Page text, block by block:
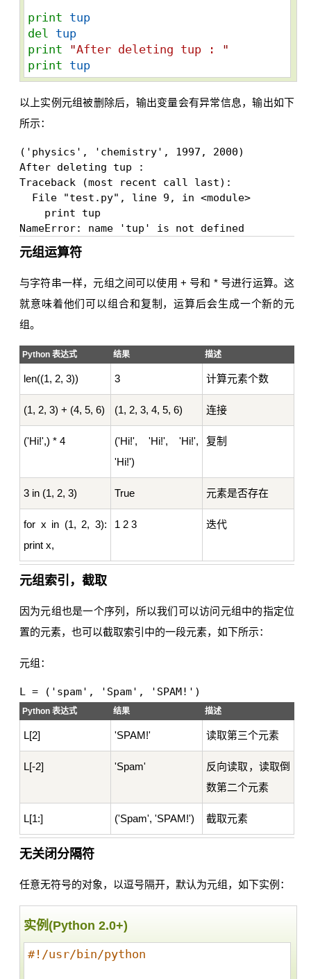
print
tup
del
tup
print
"After deleting tup :
"
print
tup
以上实例元组被删除后，输出变量会有异常信息，输出如下
所示：
('physics', 'chemistry', 1997, 2000)
After deleting tup :
Traceback (most recent call last):
  File "test.py", line 9, in <module>
    print tup
元组运算符
与字符串一样，元组之间可以使用 + 号和 * 号进行运算。这
就意味着他们可以组合和复制，运算后会生成一个新的元
组。
Python 表达式 结果 描述
len((1, 2, 3)) 3 计算元素个数
(1, 2, 3) + (4, 5, 6) (1, 2, 3, 4, 5, 6) 连接
('Hi!',) * 4
('Hi!', 'Hi!', 'Hi!',
'Hi!')
复制
3 in (1, 2, 3) True 元素是否存在
for x in (1, 2, 3):
print x,
1 2 3 迭代
元组索引，截取
因为元组也是一个序列，所以我们可以访问元组中的指定位
置的元素，也可以截取索引中的一段元素，如下所示：
元组：
Python 表达式 结果 描述
L[2] 'SPAM!' 读取第三个元素
L[-2] 'Spam'
反向读取，读取倒
数第二个元素
L[1:] ('Spam', 'SPAM!') 截取元素
无关闭分隔符
任意无符号的对象，以逗号隔开，默认为元组，如下实例：
实例(Python 2.0+)
#!/usr/bin/python